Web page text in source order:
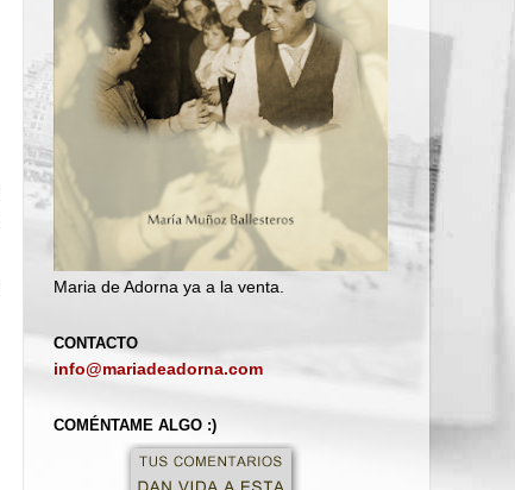
Maria de Adorna ya a la venta.
CONTACTO
info@mariadeadorna.com
COMÉNTAME ALGO :)